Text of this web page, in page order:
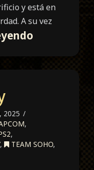
y está en
A su vez
2025
,
,
, TEAM SOHO,